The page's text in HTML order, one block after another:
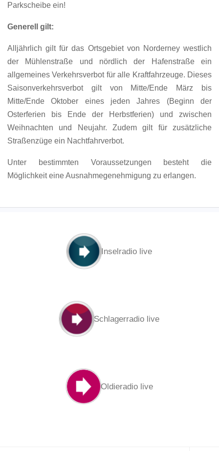
Parkscheibe ein!
Generell gilt:
Alljährlich gilt für das Ortsgebiet von Norderney westlich
der Mühlenstraße und nördlich der Hafenstraße ein
allgemeines Verkehrsverbot für alle Kraftfahrzeuge. Dieses
Saisonverkehrsverbot gilt von Mitte/Ende März bis
Mitte/Ende Oktober eines jeden Jahres (Beginn der
Osterferien bis Ende der Herbstferien) und zwischen
Weihnachten und Neujahr. Zudem gilt für zusätzliche
Straßenzüge ein Nachtfahrverbot.
Unter bestimmten Voraussetzungen besteht die
Möglichkeit eine Ausnahmegenehmigung zu erlangen.
Inselradio live
Schlagerradio live
Oldieradio live